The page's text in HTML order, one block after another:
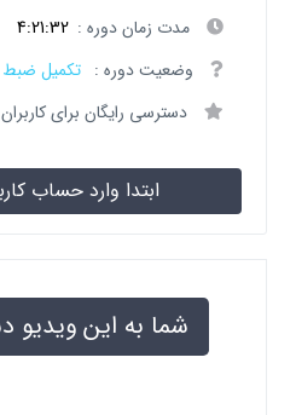
مدت زمان دوره : 4:21:32
وضعیت دوره : تکمیل ضبط
دسترسی رایگان برای
ابتدا وارد حساب
شما به این ویدیو